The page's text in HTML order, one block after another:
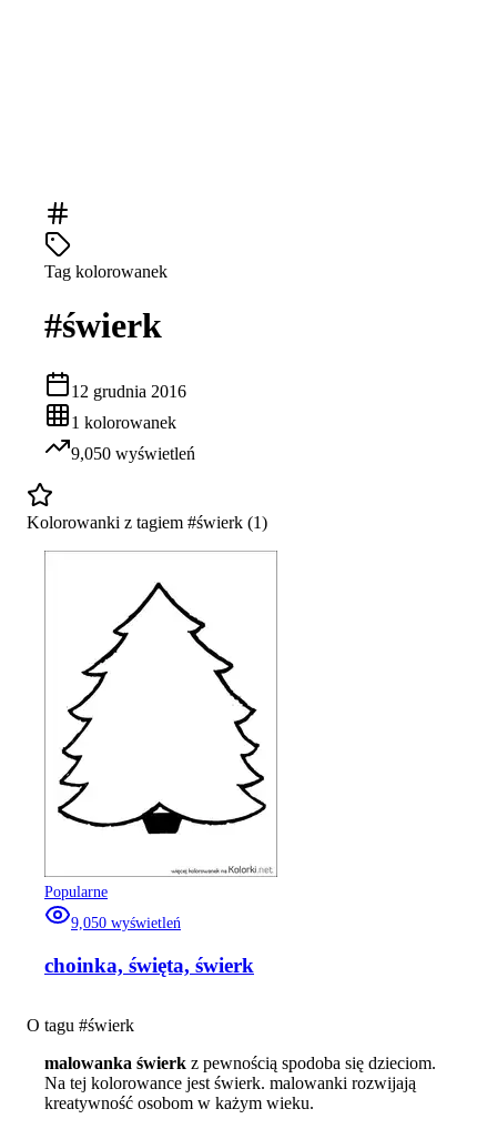
Tag kolorowanek
#świerk
12 grudnia 2016
1 kolorowanek
9,050 wyświetleń
Kolorowanki z tagiem #świerk (1)
Popularne
9,050 wyświetleń
choinka, święta, świerk
O tagu #świerk
malowanka świerk z pewnością spodoba się dzieciom.
Na tej kolorowance jest świerk. malowanki rozwijają
kreatywność osobom w każym wieku.